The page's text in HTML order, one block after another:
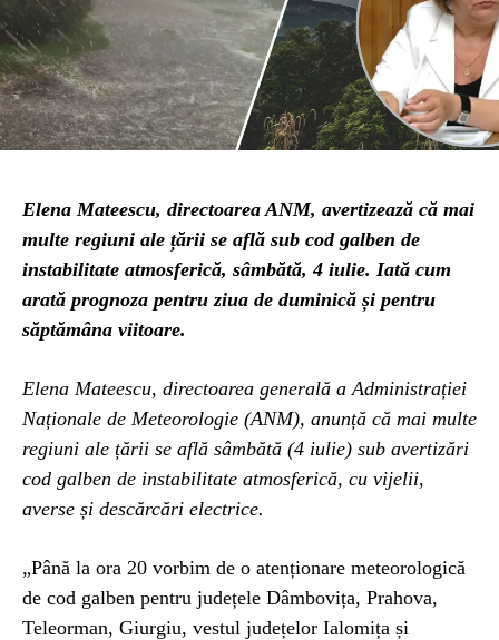
Elena Mateescu, directoarea ANM, avertizează că mai
multe regiuni ale țării se află sub cod galben de
instabilitate atmosferică, sâmbătă, 4 iulie. Iată cum
arată prognoza pentru ziua de duminică și pentru
săptămâna viitoare.
Elena Mateescu, directoarea generală a Administrației
Naționale de Meteorologie (ANM), anunță că mai multe
regiuni ale țării se află sâmbătă (4 iulie) sub avertizări
cod galben de instabilitate atmosferică, cu vijelii,
averse și descărcări electrice.
„Până la ora 20 vorbim de o atenționare meteorologică
de cod galben pentru județele Dâmbovița, Prahova,
Teleorman, Giurgiu, vestul județelor Ialomița și